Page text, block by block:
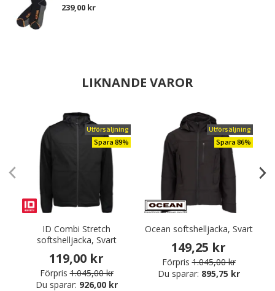
239,00 kr
LIKNANDE VAROR
Utförsäljning
Spara 89%
ID Combi Stretch
softshelljacka, Svart
119,00 kr
Förpris 1.045,00 kr
Du sparar: 926,00 kr
Utförsäljning
Spara 86%
Ocean softshelljacka, Svart
149,25 kr
Förpris 1.045,00 kr
Du sparar: 895,75 kr